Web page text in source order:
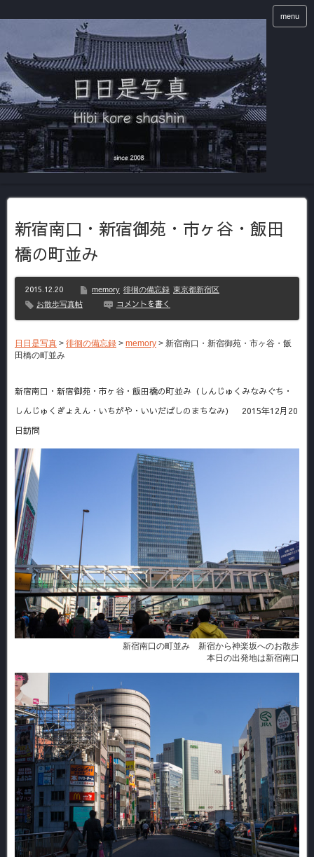
menu
新宿南口・新宿御苑・市ヶ谷・飯田
橋の町並み
2015.12.20 memory 徘徊の備忘録 東京都新宿区
お散歩写真帖
コメントを書く
日日是写真 > 徘徊の備忘録 > memory > 新宿南口・新宿御苑・市ヶ谷・飯
田橋の町並み
新宿南口・新宿御苑・市ヶ谷・飯田橋の町並み（しんじゅくみなみぐち・
しんじゅくぎょえん・いちがや・いいだばしのまちなみ） 2015年12月20
日訪問
新宿南口の町並み 新宿から神楽坂へのお散歩
本日の出発地は新宿南口